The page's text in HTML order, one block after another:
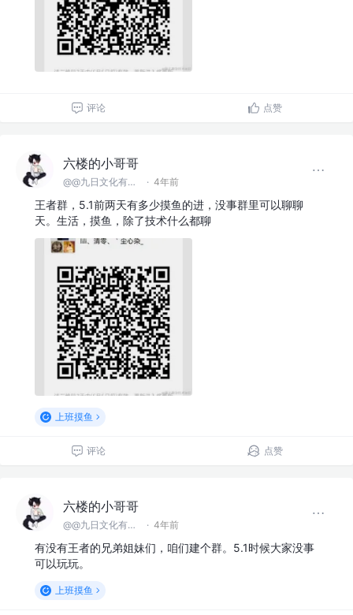
评论 点赞
六楼的小哥哥
@@九日文化有限 公司 · 4年前
王者群，5.1前两天有多少摸鱼的进，没事群里可以聊聊
天。生活，摸鱼，除了技术什么都聊
上班摸鱼
评论 点赞
六楼的小哥哥
@@九日文化有限 公司 · 4年前
有没有王者的兄弟姐妹们，咱们建个群。5.1时候大家没事
可以玩玩。
上班摸鱼